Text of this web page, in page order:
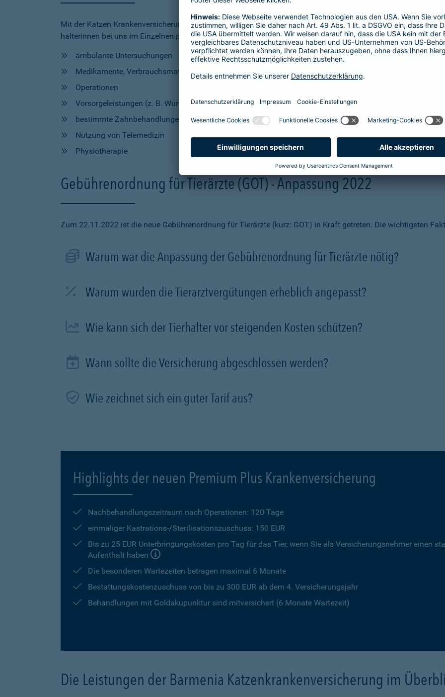
Mit der Katzen Krankenversicherung der Barmenia ist Ihr Vierbeinerim Krankheitsfall umfassend abgesichert
halterinnen bei uns im Einzelnen profitieren, haben wir Ihnen zum Vergleich hier aufgelistet. Sie erhalten
ambulante Untersuchungen
Medikamente, Verbrauchsmaterial und Hilfsmittel
Operationen
Vorsorgeleistungen (z. B. Wurmkur, Impfung)
bestimmte Zahnbehandlungen
Nutzung von Telemedizin
Physiotherapie
Gebührenordnung für Tierärzte (GOT) - Anpassung 2022
Zum 22.11.2022 ist die neue Gebührenordnung für Tierärzte (kurz: GOT) in Kraft getreten. Die wichtigsten
Warum war die Anpassung der Gebührenordnung für Tierärzte nötig?
Warum wurden die Tierarztvergütungen erheblich angepasst?
Wie kann sich der Tierhalter vor steigenden Kosten schützen?
Wann sollte die Versicherung abgeschlossen werden?
Wie zeichnet sich ein guter Tarif aus?
Highlights der neuen Premium Plus Krankenversicherung
Nachbehandlungszeitraum nach Operationen: 120 Tage
einmaliger Kastrations-/Sterilisationszuschuss: 150 EUR
Bis zu 25 EUR Unterbringungskosten pro Tag für das Tier, wenn Sie als Versicherungsnehmer einen
Aufenthalt haben
Die besonderen Wartezeiten betragen maximal 6 Monate
Bestattungskostenzuschuss von bis zu 300 EUR ab dem 4. Versicherungsjahr
Behandlungen mit Goldakupunktur sind mitversichert (6 Monate Wartezeit)
Die Leistungen der Barmenia Katzenkrankenversicherung im